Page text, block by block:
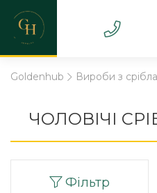
Goldenhub Вироби з срібла
ЧОЛОВІЧІ
Фільтр